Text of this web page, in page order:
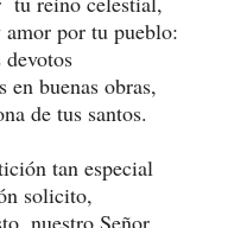
por tu pueblo:
devotos
en buenas obras,
de tus santos.
tan especial
solicito,
nuestro Señor,